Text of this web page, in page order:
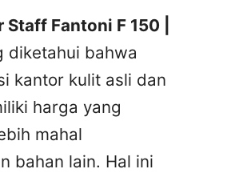
Fantoni F 150 |
diketahui bahwa
kantor kulit asli dan
harga yang
mahal
bahan lain. Hal ini